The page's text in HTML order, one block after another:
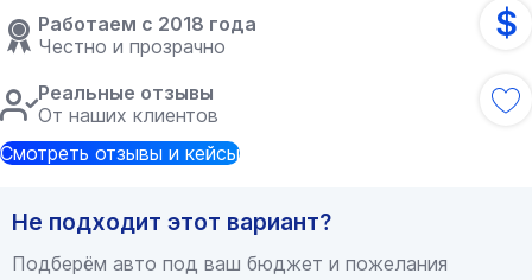
Работаем с 2018 года
Честно и прозрачно
Реальные отзывы
От наших клиентов
Смотреть отзывы и кейсы
Не подходит этот вариант?
Подберём авто под ваш бюджет и пожелания
$